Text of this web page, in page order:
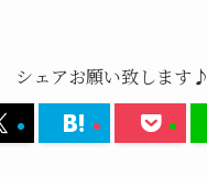
シェアお願い致します♪